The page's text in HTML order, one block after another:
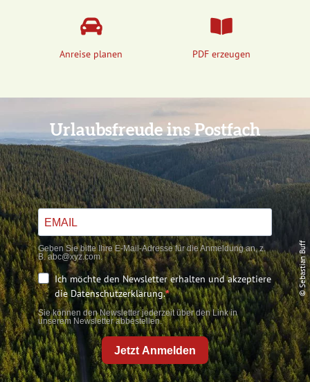
Anreise planen PDF erzeugen
© Sebastian Buff
Urlaubsfreude ins Postfach
Geben Sie bitte Ihre E-Mail-Adresse für die Anmeldung an, z.
B. abc@xyz.com.
Ich möchte den Newsletter erhalten und akzeptiere
die Datenschutzerklärung.
Sie können den Newsletter jederzeit über den Link in
unserem Newsletter abbestellen.
Jetzt Anmelden